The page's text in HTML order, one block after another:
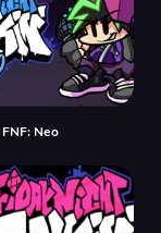
FNF: Neo